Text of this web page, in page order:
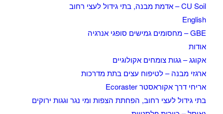
CU Soil – אדמת מבנה, בתי גידול לעצי רחוב
English
GBE – מחסומים גמישים סופגי אנרגיה
אודות
אקוגג – גגות צומחים אקולוגיים
ארגזי מבנה – לטיפוח עצים בתת מדרכות
אריחי דרך אקוראסטר Ecoraster
בתי גידול לעצי רחוב, הפחתת הצפות ומי נגר וגגות ירוקים